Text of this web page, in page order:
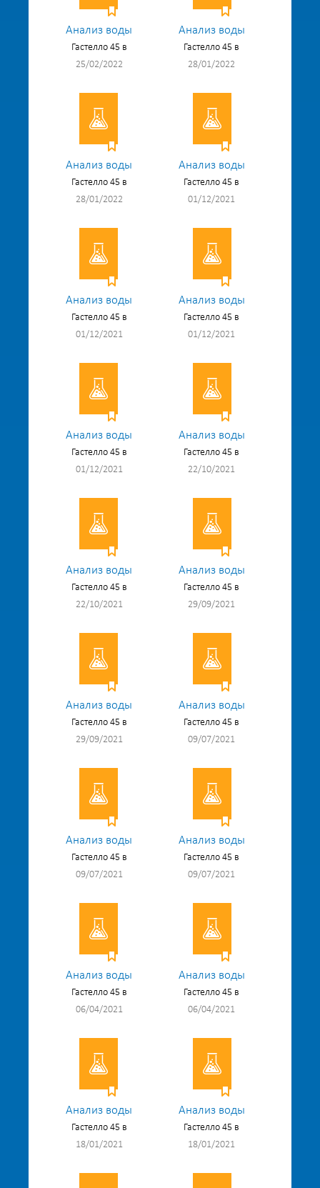
Анализ воды
Гастелло 45 в
25/02/2022
Анализ воды
Гастелло 45 в
28/01/2022
Анализ воды
Гастелло 45 в
28/01/2022
Анализ воды
Гастелло 45 в
01/12/2021
Анализ воды
Гастелло 45 в
01/12/2021
Анализ воды
Гастелло 45 в
01/12/2021
Анализ воды
Гастелло 45 в
01/12/2021
Анализ воды
Гастелло 45 в
22/10/2021
Анализ воды
Гастелло 45 в
22/10/2021
Анализ воды
Гастелло 45 в
29/09/2021
Анализ воды
Гастелло 45 в
29/09/2021
Анализ воды
Гастелло 45 в
09/07/2021
Анализ воды
Гастелло 45 в
09/07/2021
Анализ воды
Гастелло 45 в
09/07/2021
Анализ воды
Гастелло 45 в
06/04/2021
Анализ воды
Гастелло 45 в
06/04/2021
Анализ воды
Гастелло 45 в
18/01/2021
Анализ воды
Гастелло 45 в
18/01/2021